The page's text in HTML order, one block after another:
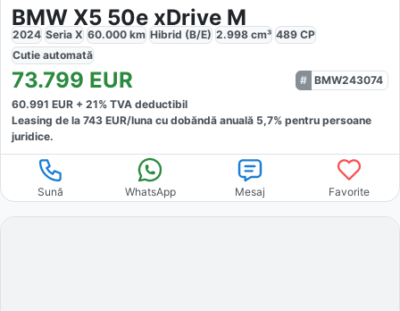
BMW X5 50e xDrive M
2024 Seria X 60.000 km Hibrid (B/E) 2.998 cm³ 489 CP
Cutie automată
73.799 EUR
BMW243074
60.991 EUR + 21% TVA deductibil
Leasing de la 743 EUR/luna cu dobăndă anuală 5,7% pentru persoane
juridice.
Sună WhatsApp Mesaj Favorite